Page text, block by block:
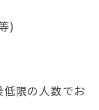
)
限の人数でお